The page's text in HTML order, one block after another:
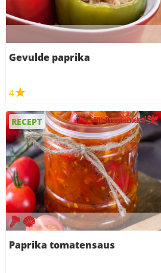
Gevulde paprika
4
RECEPT
Paprika tomatensaus